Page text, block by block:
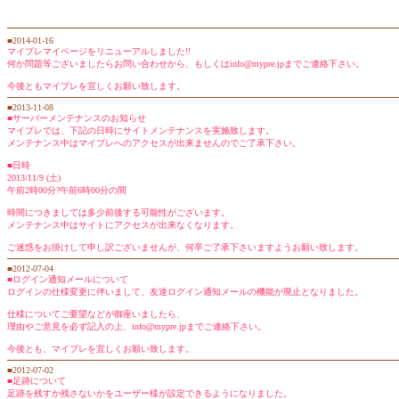
■2014-01-16
マイプレマイページをリニューアルしました!!
何か問題等ございましたらお問い合わせから、もしくはinfo@mypre.jpまでご連絡下さい。
今後ともマイプレを宜しくお願い致します。
■2013-11-08
■サーバーメンテナンスのお知らせ
マイプレでは、下記の日時にサイトメンテナンスを実施致します。
メンテナンス中はマイプレへのアクセスが出来ませんのでご了承下さい。
■日時
2013/11/9 (土)
午前2時00分?午前6時00分の間
時間につきましては多少前後する可能性がございます。
メンテナンス中はサイトにアクセスが出来なくなります。
ご迷惑をお掛けして申し訳ございませんが、何卒ご了承下さいますようお願い致します。
■2012-07-04
■ログイン通知メールについて
ログインの仕様変更に伴いまして、友達ログイン通知メールの機能が廃止となりました。
仕様についてご要望などが御座いましたら、
理由やご意見を必ず記入の上、info@mypre.jpまでご連絡下さい。
今後とも、マイプレを宜しくお願い致します。
■2012-07-02
■足跡について
足跡を残すか残さないかをユーザー様が設定できるようになりました。